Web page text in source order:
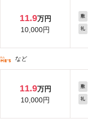
11.9万円
10,000円
敷
礼
など
11.9万円
10,000円
敷
礼